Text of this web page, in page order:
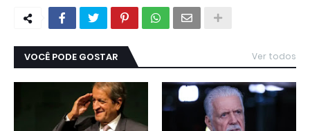
VOCÊ PODE GOSTAR Ver todos